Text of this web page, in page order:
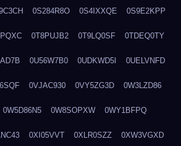
0S284R8O 0S4IXXQE 0S9E2KPP
0T8PUJB2 0T9LQ0SF 0TDEQ0TY
0U56W7B0 0UDKWD5I 0UELVNFD
0VJAC930 0VY5ZG3D 0W3LZD86
0W5D86N5 0W8SOPXW 0WY1BFPQ
0XI05VVT 0XLR0SZZ 0XW3VGXD